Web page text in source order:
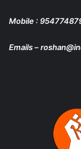
Mobile :
Emails –